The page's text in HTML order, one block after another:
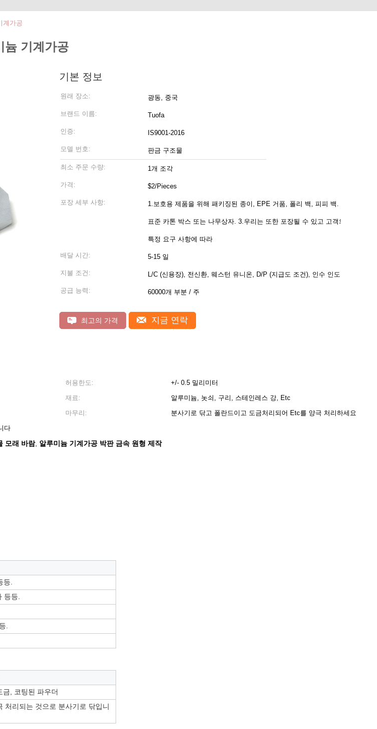
계가공
늄 기계가공
기본 정보
원래 장소: 광동, 중국
브랜드 이름: Tuofa
인증: IS9001-2016
모델 번호: 판금 구조물
최소 주문 수량: 1개 조각
가격: $2/Pieces
포장 세부 사항: 1.보호용 제품을 위해 패키징된 종이, EPE 거품, 폴리 백, 피피 백. 2.
표준 카톤 박스 또는 나무상자. 3.우리는 또한 포장될 수 있고 고객의
특정 요구 사항에 따라
배달 시간: 5-15 일
지불 조건: L/C (신용장), 전신환, 웨스턴 유니온, D/P (지급도 조건), 인수 인도
공급 능력: 60000개 부분 / 주
최고의 가격 지금 연락
허용한도:
+/- 0.5 밀리미터
재료:
알루미늄, 놋쇠, 구리, 스테인레스 강, Etc
마무리:
분사기로 닦고 폴란드이고 도금처리되어 Etc를 양극 처리하세요
다
모래 바람, 알루미늄 기계가공 박판 금속 원형 제작
.
등등.
.
, 코팅된 파우더
처리되는 것으로 분사기로 닦입니